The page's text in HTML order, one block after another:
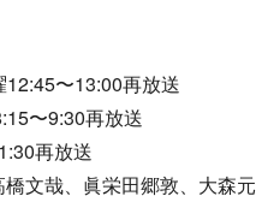
〜13:00再放送
〜9:30再放送
再放送
文哉、眞栄田郷敦、大森元